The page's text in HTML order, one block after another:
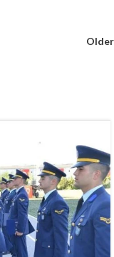
Older